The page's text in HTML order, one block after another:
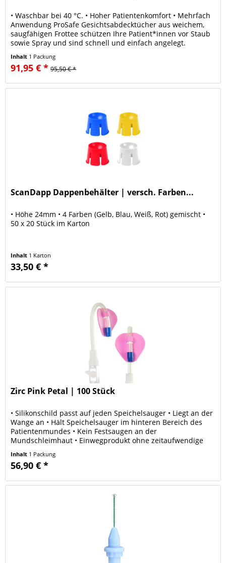
• Waschbar bei 40 °C. • Hoher Patientenkomfort • Mehrfach
Anwendung ProSafe Gesichtsabdecktücher aus weichem,
saugfähigen Frottee schützen Ihre Patient*innen vor Staub
sowie Spray und sind schnell und einfach angelegt.
Inhalt 1 Packung
91,95 € * 95,50 € *
ScanDapp Dappenbehälter | versch. Farben...
• Höhe 24mm • 4 Farben (Gelb, Blau, Weiß, Rot) gemischt •
50 x 20 Stück im Karton
Inhalt 1 Karton
33,50 € *
Zirc Pink Petal | 100 Stück
• Silikonschild passt auf jeden Speichelsauger • Liegt an der
Wange an • Hält Speichelsauger im hinteren Bereich des
Patientenmundes • Kein Festsaugen an der
Mundschleimhaut • Einwegprodukt ohne zeitaufwendige
Inhalt 1 Packung
56,90 € *